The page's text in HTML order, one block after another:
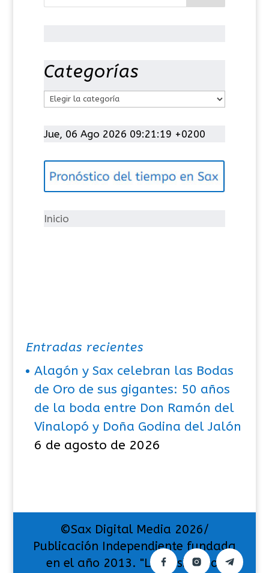
Categorías
t
g
í
Jue, 06 Ago 2026 09:21:20 +0200
Inicio
Entradas recientes
Alagón y Sax celebran las Bodas
de Oro de sus gigantes: 50 años
de la boda entre Don Ramón del
Vinalopó y Doña Godina del Jalón
6 de agosto de 2026
©Sax Digital Media 2026/
Publicación Independiente fundada
en el año 2013. "La pasión por